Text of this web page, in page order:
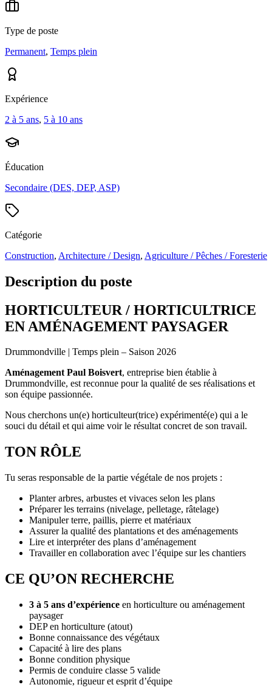
Type de poste
Permanent, Temps plein
Expérience
2 à 5 ans, 5 à 10 ans
Éducation
Secondaire (DES, DEP, ASP)
Catégorie
Construction, Architecture / Design, Agriculture / Pêches / Foresterie
Description du poste
HORTICULTEUR / HORTICULTRICE
EN AMÉNAGEMENT PAYSAGER
Drummondville | Temps plein – Saison 2026
Aménagement Paul Boisvert, entreprise bien établie à
Drummondville, est reconnue pour la qualité de ses réalisations et
son équipe passionnée.
Nous cherchons un(e) horticulteur(trice) expérimenté(e) qui a le
souci du détail et qui aime voir le résultat concret de son travail.
TON RÔLE
Tu seras responsable de la partie végétale de nos projets :
Planter arbres, arbustes et vivaces selon les plans
Préparer les terrains (nivelage, pelletage, râtelage)
Manipuler terre, paillis, pierre et matériaux
Assurer la qualité des plantations et des aménagements
Lire et interpréter des plans d’aménagement
Travailler en collaboration avec l’équipe sur les chantiers
CE QU’ON RECHERCHE
3 à 5 ans d’expérience en horticulture ou aménagement
paysager
DEP en horticulture (atout)
Bonne connaissance des végétaux
Capacité à lire des plans
Bonne condition physique
Permis de conduire classe 5 valide
Autonomie, rigueur et esprit d’équipe